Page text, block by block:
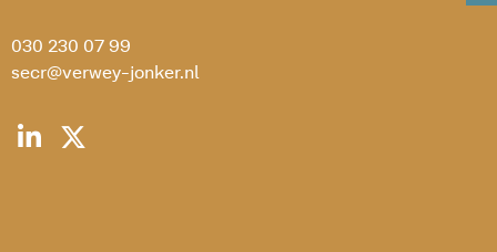
030 230 07 99
secr@verwey-jonker.nl